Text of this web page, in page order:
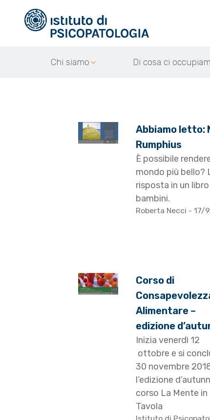
Chi siamo Di cosa ci
Abbiamo letto:
Rumphius
È possibile
mondo più bello?
risposta in un
bambini.
Roberta Necci - 17/
Corso di
Alimentare –
edizione
Inizia venerdì 12
ottobre e si
30 novembre
l’edizione
corso La Mente in
Tavola